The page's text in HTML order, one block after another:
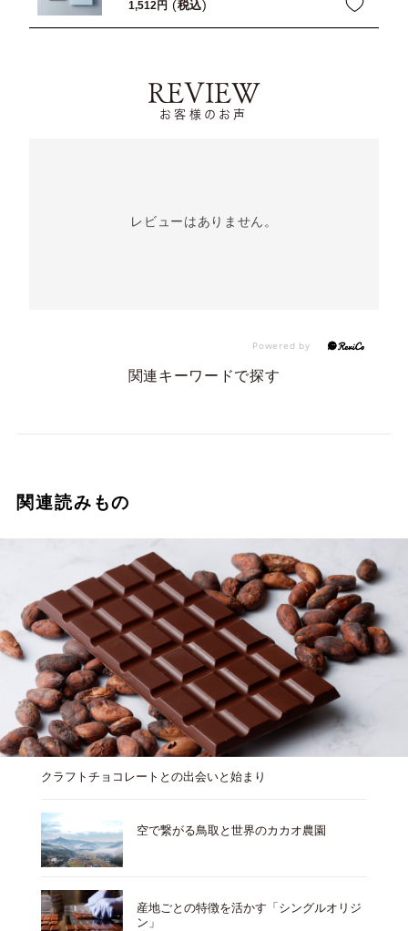
1,512 税込
REVIEW
お客様のお声
レビューはありません。
関連キーワードで探す
関連読みもの
クラフトチョコレートとの出会いと始まり
空で繋がる鳥取と世界のカカオ農園
産地ごとの特徴を活かす「シングルオリジ
ン」